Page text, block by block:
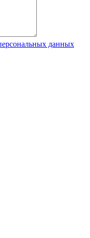
данных